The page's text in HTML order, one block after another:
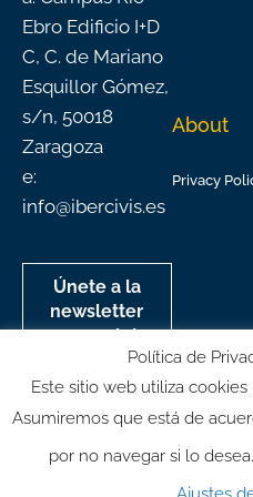
Ebro Edificio I+D
C, C. de Mariano
Esquillor Gómez,
s/n, 50018
Zaragoza
e:
info@ibercivis.es
Únete a la
newsletter
mensual de
Ibercivis
About
Privacy
© All
Política de
Este sitio web utiliza
Asumiremos que está de
por no navegar si lo desea.